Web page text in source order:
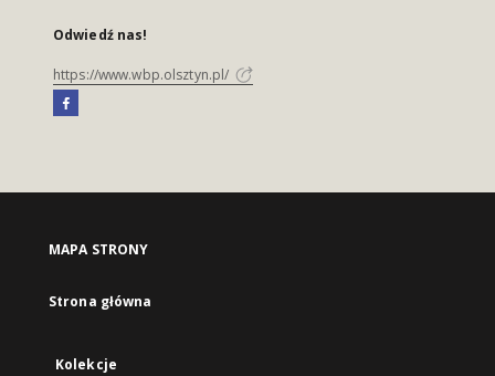
Odwiedź nas!
https://www.wbp.olsztyn.pl/
MAPA STRONY
Strona główna
Kolekcje